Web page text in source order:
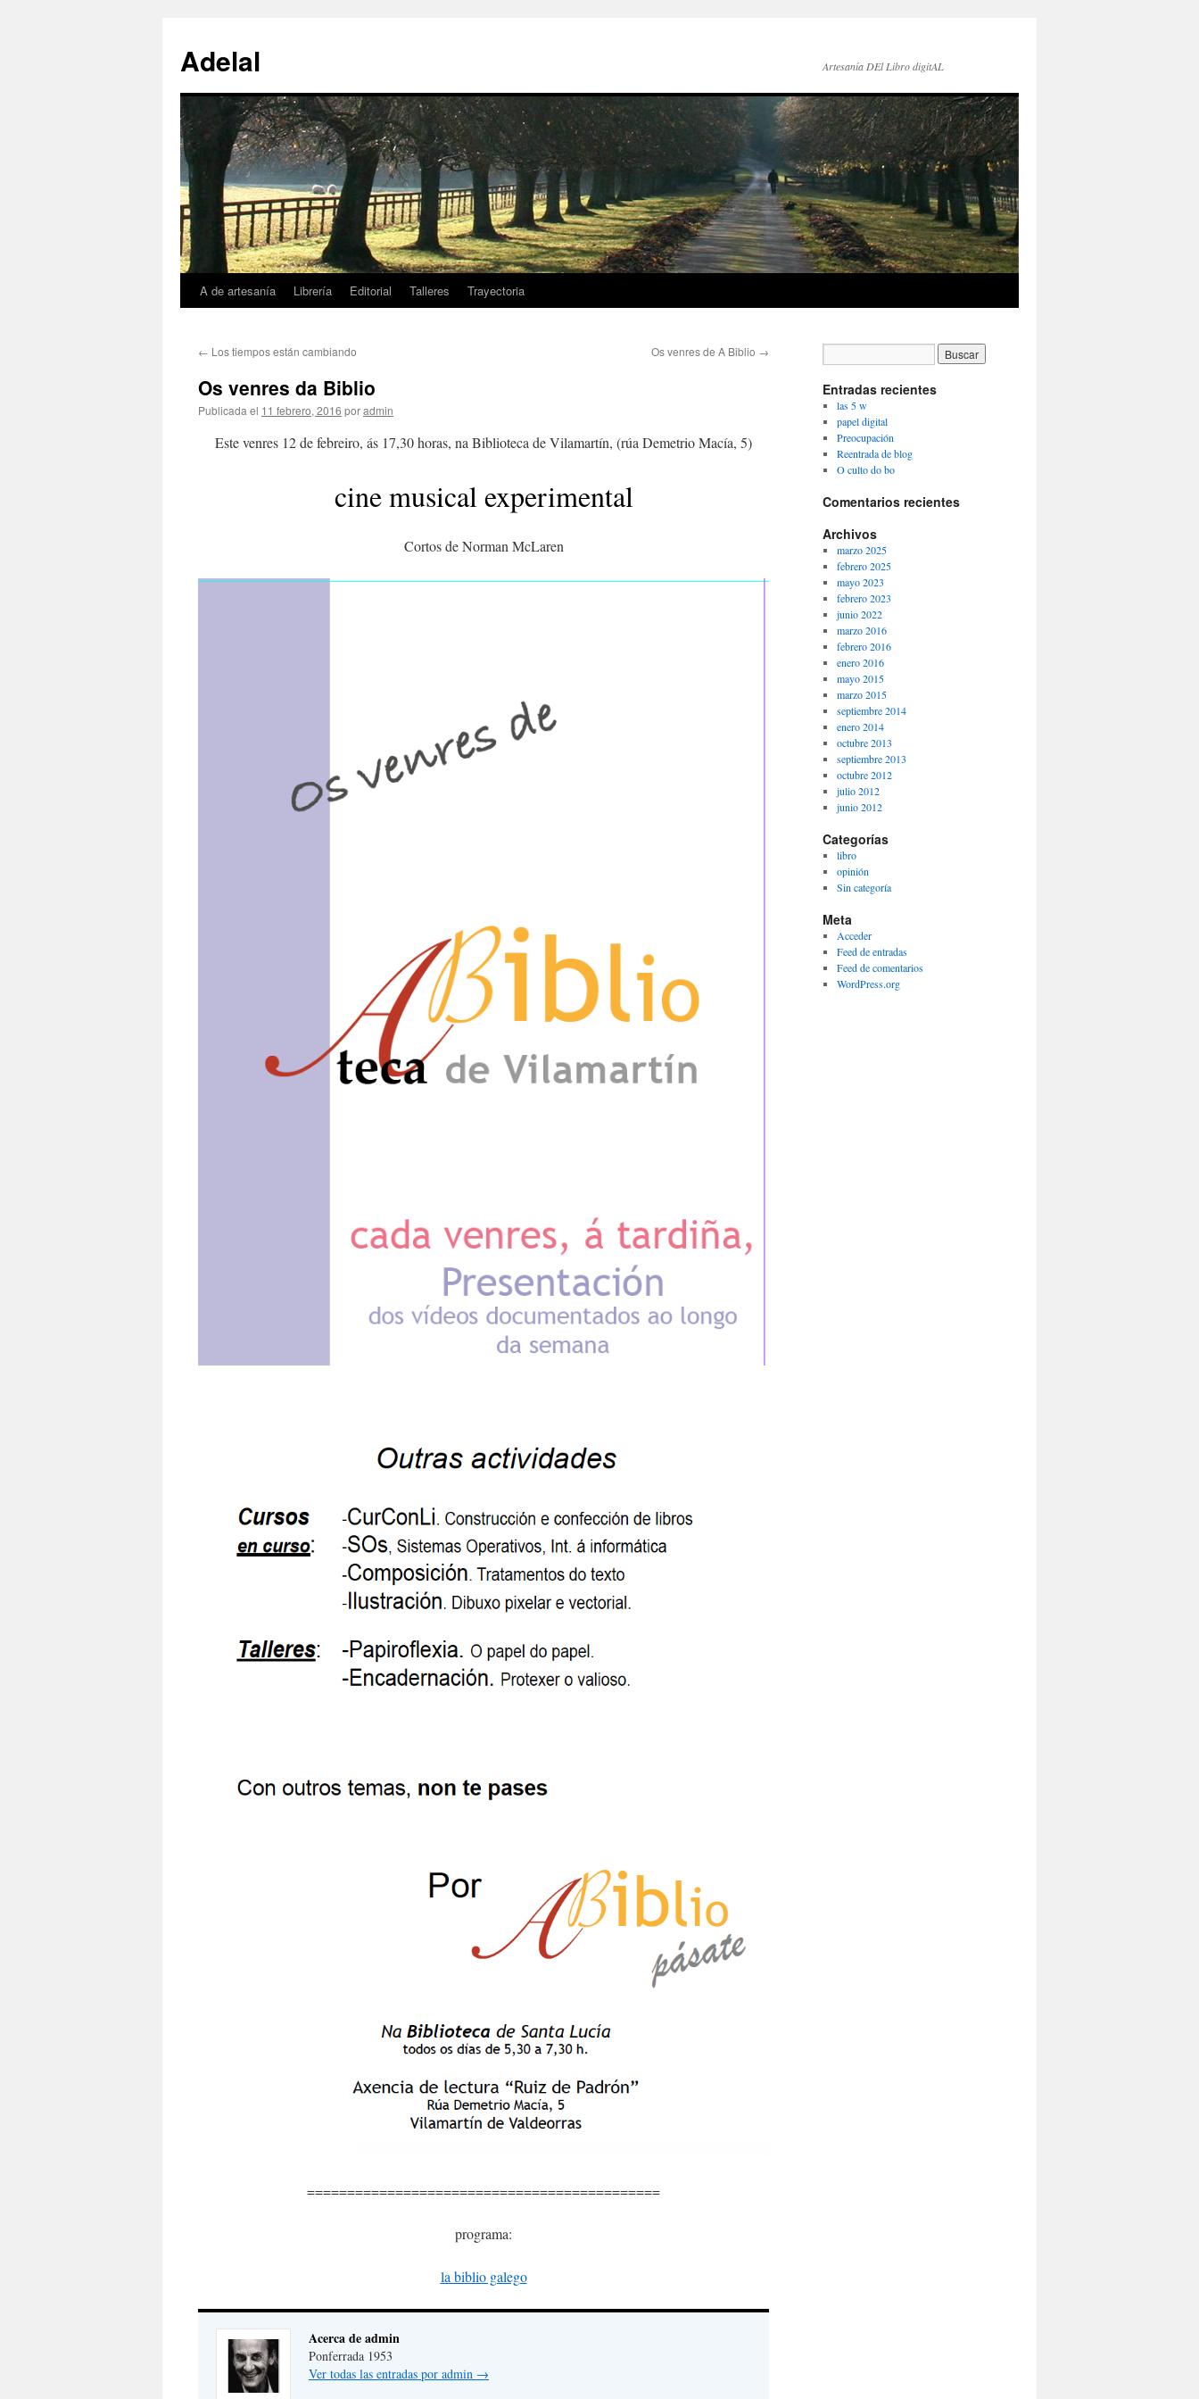
Adelal Artesanía DEl Libro digitAL
Saltar
contenido
A de artesanía Librería Editorial Talleres Trayectoria
← Los tiempos están cambiando Os venres de A Biblio →
Os venres da Biblio
Publicada el 11 febrero, 2016 poradmin
Este venres 12 de febreiro, ás 17,30 horas, na Biblioteca de Vilamartín, (rúa Demetrio Macía, 5)
cine musical experimental
Cortos de Norman McLaren
============================================
programa:
la biblio galego
Acerca de admin
Ponferrada 1953
Ver todas las entradas por admin →
Entradas recientes
las 5 w
papel digital
Preocupación
Reentrada de blog
O culto do bo
Comentarios recientes
Archivos
marzo 2025
febrero 2025
mayo 2023
febrero 2023
junio 2022
marzo 2016
febrero 2016
enero 2016
mayo 2015
marzo 2015
septiembre 2014
enero 2014
octubre 2013
septiembre 2013
octubre 2012
julio 2012
junio 2012
Categorías
libro
opinión
Sin categoría
Meta
Acceder
Feed de entradas
Feed de comentarios
WordPress.org